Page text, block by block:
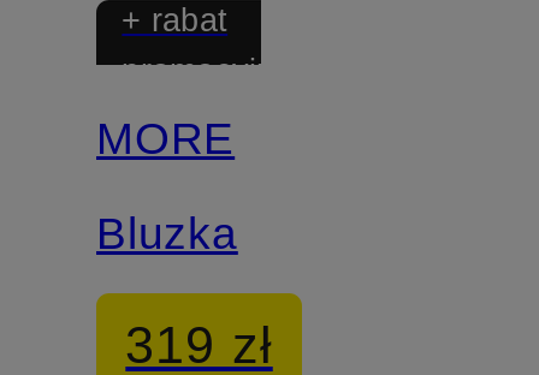
+ rabat
promocyjny
MORE
Bluzka
319 zł